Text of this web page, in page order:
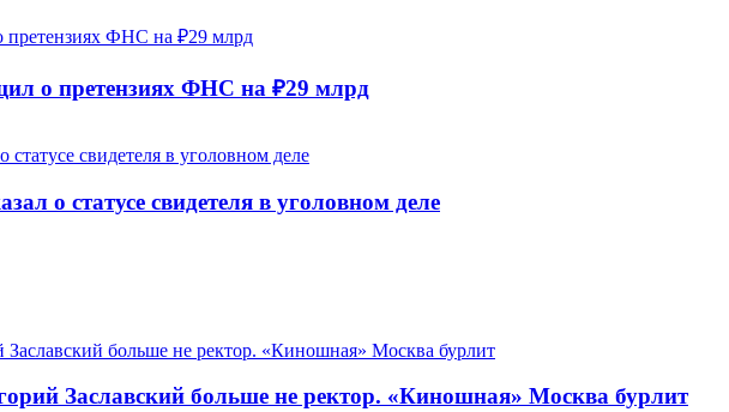
о претензиях ФНС на ₽29 млрд
о статусе свидетеля в уголовном деле
Заславский больше не ректор. «Киношная» Москва бурлит